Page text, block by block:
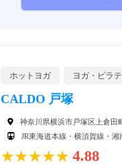
ホットヨガ ヨガ・ピラ
CALDO 戸塚
神奈川県横浜市戸塚区上倉田
JR東海道本線・横須賀線・
★★★★★ 4.88